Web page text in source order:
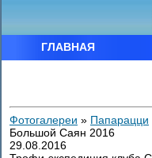
ГЛАВНАЯ
Фотогалереи » Папарацци
Большой Саян 2016
29.08.2016